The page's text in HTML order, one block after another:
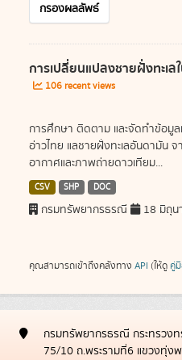
กรองผลลัพธ์
การเปลี่ยนแปลงชายฝั่งทะเล
106 recent views
การศึกษา ติดตาม และจัดทำข้อมูล
อ่าวไทย แลชายฝั่งทะเลอันดามัน
อากาศและภาพถ่ายดาวเทียม...
CSV SHP DOC
กรมทรัพยากรธรณี 18 มิถุน
คุณสามารถเข้าถึงคลังทาง API (ให้ดู คู่
กรมทรัพยากรธรณี กระทรวง
75/10 ถ.พระรามที่6 แขวงทุ่ง